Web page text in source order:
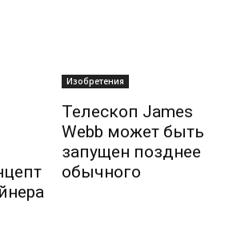
Изобретения
Телескоп James
Webb может быть
запущен позднее
обычного